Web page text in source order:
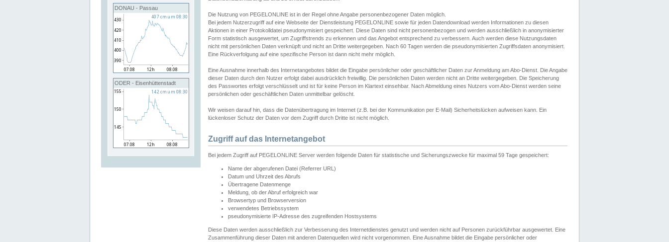
DONAU - Passau
ODER - Eisenhüttenstadt
Die Nutzung von PEGELONLINE ist in der Regel ohne Angabe personenbezogener Daten möglich.
Bei jedem Nutzerzugriff auf eine Webseite der Dienstleistung PEGELONLINE sowie für jeden Datendownload werden Informationen zu diesen
Aktionen in einer Protokolldatei pseudonymisiert gespeichert. Diese Daten sind nicht personenbezogen und werden ausschließlich in anonymisierter
Form statistisch ausgewertet, um Zugriffstrends zu erkennen und das Angebot entsprechend zu verbessern. Auch werden diese Nutzungsdaten
nicht mit persönlichen Daten verknüpft und nicht an Dritte weitergegeben. Nach 60 Tagen werden die pseudonymisierten Zugriffsdaten anonymisiert.
Eine Rückverfolgung auf eine spezifische Person ist dann nicht mehr möglich.
Eine Ausnahme innerhalb des Internetangebotes bildet die Eingabe persönlicher oder geschäftlicher Daten zur Anmeldung am Abo-Dienst. Die Angabe
dieser Daten durch den Nutzer erfolgt dabei ausdrücklich freiwillig. Die persönlichen Daten werden nicht an Dritte weitergegeben. Die Speicherung
des Passwortes erfolgt verschlüsselt und ist für keine Person im Klartext einsehbar. Nach Abmeldung eines Nutzers vom Abo-Dienst werden seine
persönlichen oder geschäftlichen Daten unmittelbar gelöscht.
Wir weisen darauf hin, dass die Datenübertragung im Internet (z.B. bei der Kommunikation per E-Mail) Sicherheitslücken aufweisen kann. Ein
lückenloser Schutz der Daten vor dem Zugriff durch Dritte ist nicht möglich.
Zugriff auf das Internetangebot
Bei jedem Zugriff auf PEGELONLINE Server werden folgende Daten für statistische und Sicherungszwecke für maximal 59 Tage gespeichert:
Name der abgerufenen Datei (Referrer URL)
Datum und Uhrzeit des Abrufs
Übertragene Datenmenge
Meldung, ob der Abruf erfolgreich war
Browsertyp und Browserversion
verwendetes Betriebssystem
pseudonymisierte IP-Adresse des zugreifenden Hostsystems
Diese Daten werden ausschließlich zur Verbesserung des Internetdienstes genutzt und werden nicht auf Personen zurückführbar ausgewertet. Eine
Zusammenführung dieser Daten mit anderen Datenquellen wird nicht vorgenommen. Eine Ausnahme bildet die Eingabe persönlicher oder